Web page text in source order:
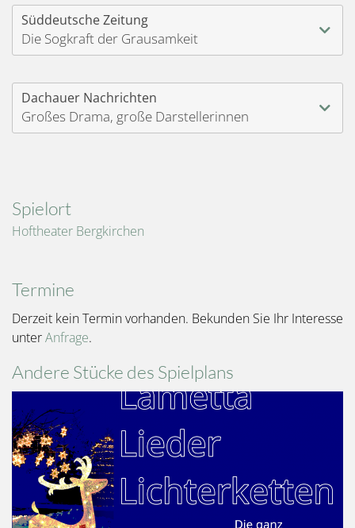
Süddeutsche Zeitung
Die Sogkraft der Grausamkeit
Dachauer Nachrichten
Großes Drama, große Darstellerinnen
Spielort
Hoftheater Bergkirchen
Termine
Derzeit kein Termin vorhanden. Bekunden Sie Ihr Interesse
unterAnfrage.
Andere Stücke des Spielplans